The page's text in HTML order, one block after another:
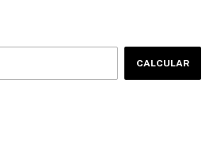
CALCULAR